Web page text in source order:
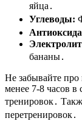
яйца․
Углеводы:
бананы․
Не забывайте про
менее 7-8 часов
тренировок․
перетренировок․